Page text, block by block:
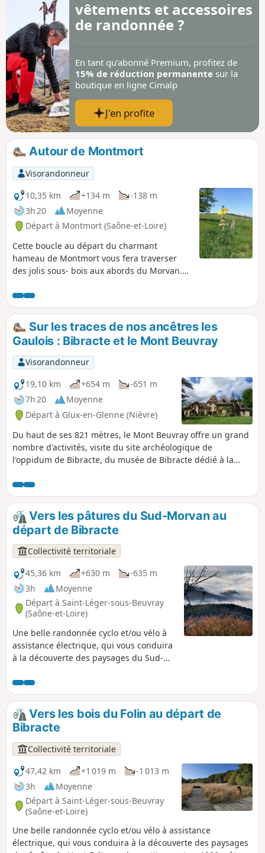
vêtements et accessoires
de randonnée ?
En tant qu’abonné Premium, profitez de
15% de réduction permanente sur la
boutique en ligne Cimalp
J'en profite
Autour de Montmort
Visorandonneur
10,35 km
+134 m
-138 m
3h 20
Moyenne
Départ à Montmort (Saône-et-Loire)
Cette boucle au départ du charmant
hameau de Montmort vous fera traverser
des jolis sous- bois aux abords du Morvan.
des chemins de randonnées très fleuris au
printemps.
Sur les traces de nos ancêtres les
Gaulois : Bibracte et le Mont Beuvray
Visorandonneur
19,10 km
+654 m
-651 m
7h 20
Moyenne
Départ à Glux-en-Glenne (Nièvre)
Du haut de ses 821 mètres, le Mont Beuvray offre un grand
nombre d'activités, visite du site archéologique de
l'oppidum de Bibracte, du musée de Bibracte dédié à la
balades comme le tour des remparts ou des parcours de
grande randonnée comme le GR®13 ou le GR®131. Et si par
bonheur à la fin de votre randonnée la brume envahit ces
lieux, l'atmosphère qui s'en dégage vous donnera
certainement la chair de poule.
Vers les pâtures du Sud-Morvan au
départ de Bibracte
Collectivité territoriale
45,36 km
+630 m
-635 m
3h
Moyenne
Départ à Saint-Léger-sous-Beuvray
(Saône-et-Loire)
Une belle randonnée cyclo et/ou vélo à
assistance électrique, qui vous conduira
à la découverte des paysages du Sud-
balade d’un peu moins de 3 heures à
VAE. Découverte des pâtures et forêts du
Sud-Morvan en s’élançant depuis le Col
du Rebout, au pied du Mont-Beuvray et
du site archéologique de l'ancien
oppidum gaulois de Bibracte, avec son
musée.
Vers les bois du Folin au départ de
Bibracte
Collectivité territoriale
47,42 km
+1 019 m
-1 013 m
3h
Moyenne
Départ à Saint-Léger-sous-Beuvray
(Saône-et-Loire)
Une belle randonnée cyclo et/ou vélo à assistance
électrique, qui vous conduira à la découverte des paysages